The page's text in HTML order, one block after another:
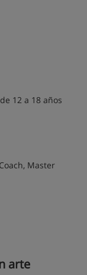
12 a 18 años
Master
arte